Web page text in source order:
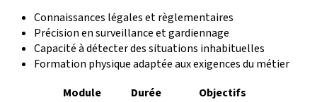
Connaissances légales et règlementaires
Précision en surveillance et gardiennage
Capacité à détecter des situations inhabituelles
Formation physique adaptée aux exigences du métier
Module
Durée
Objectifs